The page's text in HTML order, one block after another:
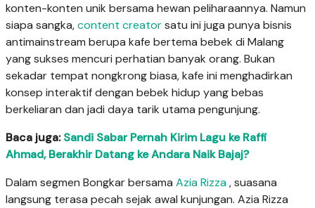
konten-konten unik bersama hewan peliharaannya. Namun
siapa sangka,content creatorsatu ini juga punya bisnis
antimainstream berupa kafe bertema bebek di Malang
yang sukses mencuri perhatian banyak orang. Bukan
sekadar tempat nongkrong biasa, kafe ini menghadirkan
konsep interaktif dengan bebek hidup yang bebas
berkeliaran dan jadi daya tarik utama pengunjung.
Baca juga:Sandi Sabar Pernah Kirim Lagu ke Raffi
Ahmad, Berakhir Datang ke Andara Naik Bajaj?
Dalam segmen Bongkar bersama Azia Rizza, suasana
langsung terasa pecah sejak awal kunjungan. Azia Rizza